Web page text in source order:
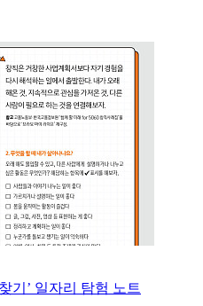
기’ 일자리 탐험 노트